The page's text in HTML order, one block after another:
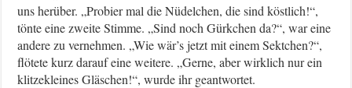
uns herüber. „Probier mal die Nüdelchen, die sind köstlich!“,
tönte eine zweite Stimme. „Sind noch Gürkchen da?“, war eine
andere zu vernehmen. „Wie wär’s jetzt mit einem Sektchen?“,
flötete kurz darauf eine weitere. „Gerne, aber wirklich nur ein
klitzekleines Gläschen!“, wurde ihr geantwortet.